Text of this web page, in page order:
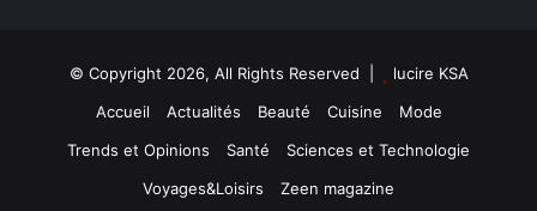
© Copyright 2026, All Rights Reserved |
lucire KSA
Accueil
Actualités Beauté Cuisine
Mode
Trends et Opinions
Santé
Sciences et Technologie
Voyages&Loisirs
Zeen magazine